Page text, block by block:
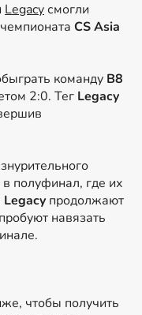
Legacyсмогли
CS Asia
команду B8
2:0. Тег Legacy
полуфинал, где их
Legacy продолжают
навязать
чтобы получить